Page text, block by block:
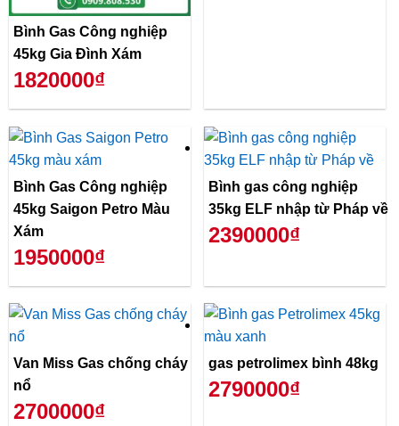
Bình Gas Công nghiệp
45kg Gia Đình Xám
1820000₫
Bình Gas Công nghiệp
45kg Saigon Petro Màu
Xám
1950000₫
Bình gas công nghiệp
35kg ELF nhập từ Pháp về
2390000₫
Van Miss Gas chống cháy
nổ
2700000₫
gas petrolimex bình 48kg
2790000₫